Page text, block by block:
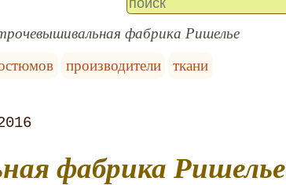
фабрика Ришелье
производители ткани
фабрика Ришелье